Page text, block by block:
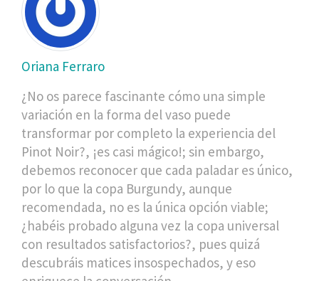
Oriana Ferraro
¿No os parece fascinante cómo una simple
variación en la forma del vaso puede
transformar por completo la experiencia del
Pinot Noir?, ¡es casi mágico!; sin embargo,
debemos reconocer que cada paladar es único,
por lo que la copa Burgundy, aunque
recomendada, no es la única opción viable;
¿habéis probado alguna vez la copa universal
con resultados satisfactorios?, pues quizá
descubráis matices insospechados, y eso